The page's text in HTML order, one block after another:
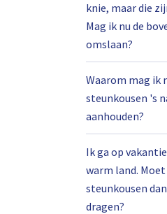
knie, maar die
Mag ik nu de
omslaan?
Waarom mag ik
steunkousen 's
aanhouden?
Ik ga op
warm land.
steunkousen
dragen?